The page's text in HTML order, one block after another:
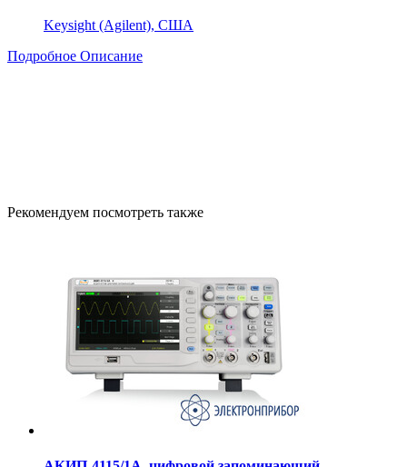
Keysight (Agilent), США
Подробное Описание
Рекомендуем посмотреть также